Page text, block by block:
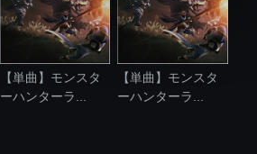
【単曲】モンスタ
ーハンターラ...
【単曲】モンスタ
ーハンターラ...